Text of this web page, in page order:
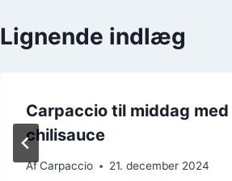
Lignende indlæg
Carpaccio til middag med
chilisauce
AfCarpaccio 21. december 2024